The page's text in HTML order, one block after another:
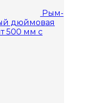
Рым-
дюймовая
500 мм с